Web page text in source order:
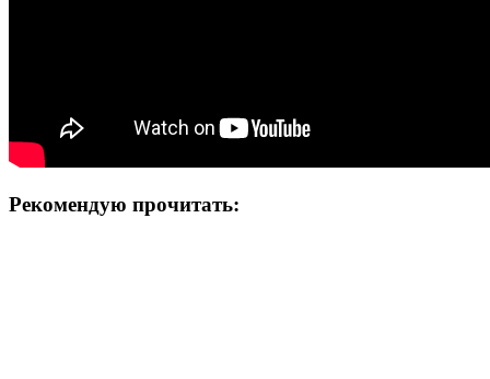
Рекомендую прочитать: